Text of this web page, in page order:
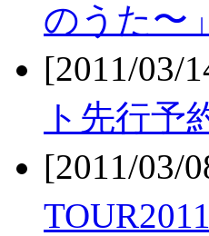
のうた〜
[2011/03/
ト先行予
[2011/03/